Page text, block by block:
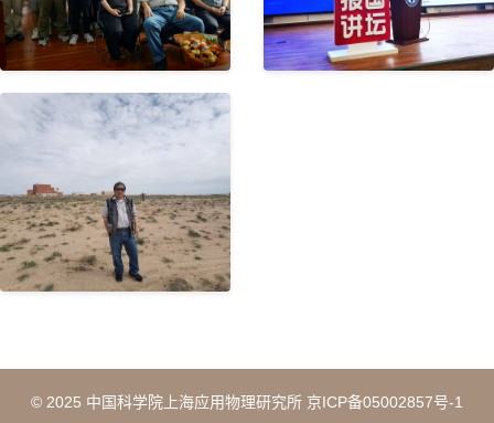
© 2025 中国科学院上海应用物理研究所 京ICP备05002857号-1